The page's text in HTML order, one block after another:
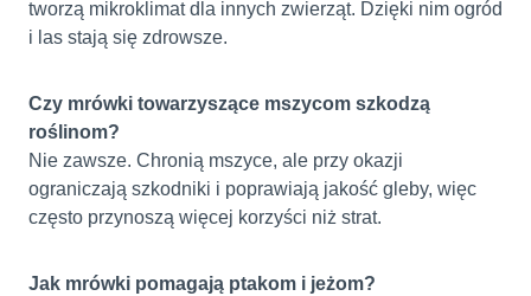
tworzą mikroklimat dla innych zwierząt. Dzięki nim ogród
i las stają się zdrowsze.
Czy mrówki towarzyszące mszycom szkodzą
roślinom?
Nie zawsze. Chronią mszyce, ale przy okazji
ograniczają szkodniki i poprawiają jakość gleby, więc
często przynoszą więcej korzyści niż strat.
Jak mrówki pomagają ptakom i jeżom?